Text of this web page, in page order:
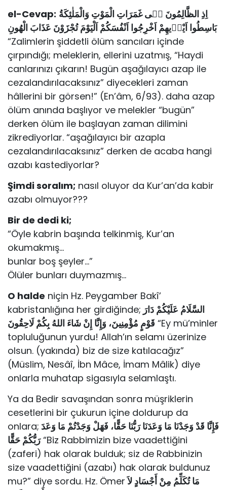
el-Cevap: اِذِ الظَّالِمُونَ فٖى غَمَرَاتِ الْمَوْتِ وَالْمَلٰئِكَةُ
بَاسِطُوا اَيْدٖيهِمْ اَخْرِجُوا اَنْفُسَكُمْ اَلْيَوْمَ تُجْزَوْنَ عَذَابَ الْهُونِ
“Zalimlerin şiddetli ölüm sancıları içinde
çırpındığı; meleklerin, ellerini uzatmış, “Haydi
canlarınızı çıkarın! Bugün aşağılayıcı azap ile
cezalandırılacaksınız” diyecekleri zaman
hâllerini bir görsen!” (En’âm, 6/93). daha azap
ölüm anında başlıyor ve melekler “bugün”
derken ölüm ile başlayan zaman dilimini
zikrediyorlar. “aşağılayıcı bir azapla
cezalandırılacaksınız” derken de acaba hangi
azabı kastediyorlar?
Şimdi soralım; nasıl oluyor da Kur’an’da kabir
azabı olmuyor???
Bir de dedi ki;
“Öyle kabrin başında telkinmiş, Kur’an
okumakmış…
bunlar boş şeyler…”
Ölüler bunları duymazmış…
O halde niçin Hz. Peygamber Bakî’
kabristanlığına her girdiğinde;
قَوْمٍ مُؤْمِنِينَ، وَإِنَّا إِنْ شَاءَ اللهُ بِكُمْ لَاحِقُونَ “Ey mü’minler
topluluğunun yurdu! Allah’ın selamı üzerinize
olsun. (yakında) biz de size katılacağız”
(Müslim, Nesâî, İbn Mâce, İmam Mâlik) diye
onlarla muhatap sigasıyla selamlaştı.
Ya da Bedir savaşından sonra müşriklerin
cesetlerini bir çukurun içine doldurup da
onlara;
رَبُّكُمْ حَقًّا“Biz Rabbimizin bize vaadettiğini
(zaferi) hak olarak bulduk; siz de Rabbinizin
size vaadettiğini (azabı) hak olarak buldunuz
mu?” diye sordu. Hz. Ömerمَا تُكَلِّمُ مِنْ أَجْسَادٍ لاَ